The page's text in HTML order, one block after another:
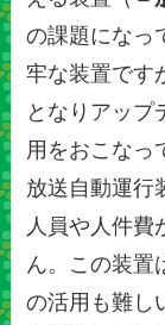
の課題になっ
牢な装置です
となりアップ
用をおこなっ
放送自動運行
人員や人件費
ん。この装置
の活用も難し